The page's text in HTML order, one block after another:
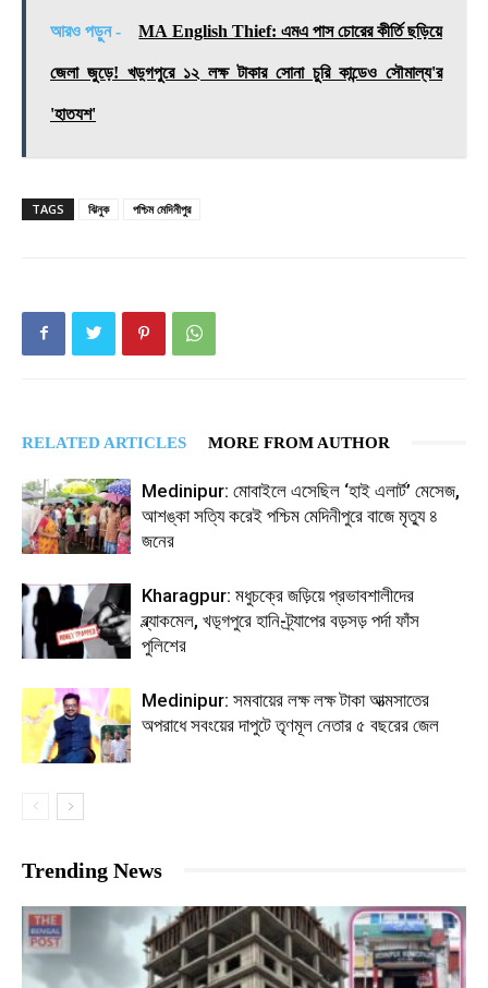
আরও পড়ুন - MA English Thief: এমএ পাস চোরের কীর্তি ছড়িয়ে
জেলা জুড়ে! খড়্গপুরে ১২ লক্ষ টাকার সোনা চুরি কান্ডেও সৌমাল্য'র
'হাতযশ'
TAGS ঝিনুক পশ্চিম মেদিনীপুর
RELATED ARTICLES MORE FROM AUTHOR
Medinipur: মোবাইলে এসেছিল ‘হাই এলার্ট’ মেসেজ,
আশঙ্কা সত্যি করেই পশ্চিম মেদিনীপুরে বাজে মৃত্যু ৪
জনের
Kharagpur: মধুচক্রে জড়িয়ে প্রভাবশালীদের
ব্ল্যাকমেল, খড়্গপুরে হানি-ট্র্যাপের বড়সড় পর্দা ফাঁস
পুলিশের
Medinipur: সমবায়ের লক্ষ লক্ষ টাকা আত্মসাতের
অপরাধে সবংয়ের দাপুটে তৃণমূল নেতার ৫ বছরের জেল
Trending News